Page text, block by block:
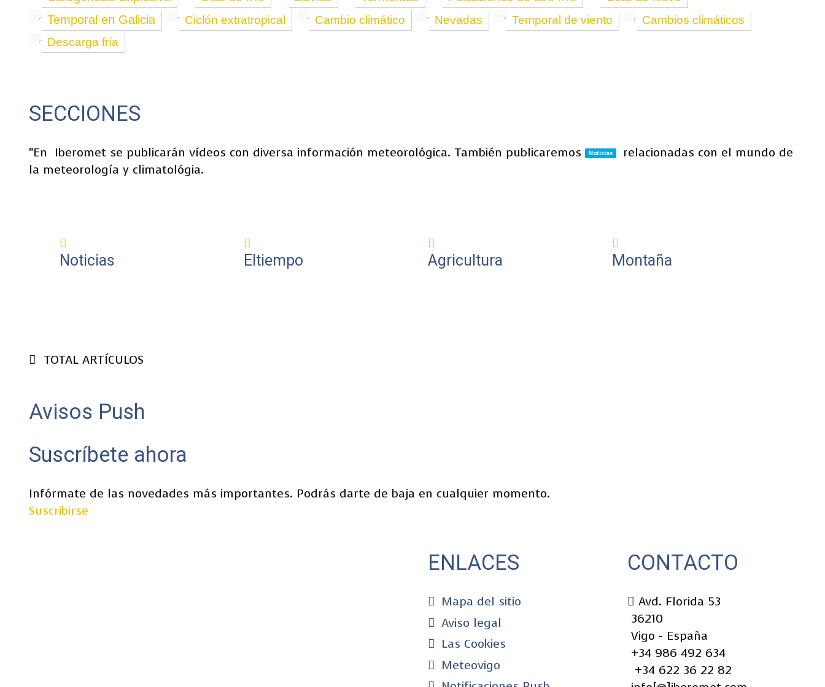
Temporal en Galicia
Ciclón extratropical Cambio climático Nevadas Temporal de viento
Cambios climáticos
Descarga fría
SECCIONES
"En Iberomet se publicarán vídeos con diversa información meteorológica. También publicaremos Noticias
relacionadas con el mundo de
la meteorología y climatológia.
Noticias Eltiempo Agricultura Montaña
TOTAL ARTÍCULOS
Avisos Push
Suscríbete ahora
Infórmate de las novedades más importantes. Podrás darte de baja en cualquier momento.
Suscribirse
ENLACES
Mapa del sitio
Aviso legal
Las Cookies
Meteovigo
CONTACTO
Avd. Florida 53
36210
Vigo - España
+34 986 492 634
+34 622 36 22 82